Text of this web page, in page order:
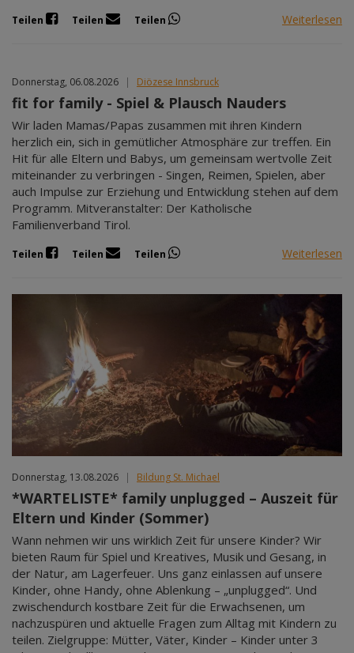
Teilen Teilen Teilen Weiterlesen
Donnerstag, 06.08.2026 | Diözese Innsbruck
fit for family - Spiel & Plausch Nauders
Wir laden Mamas/Papas zusammen mit ihren Kindern
herzlich ein, sich in gemütlicher Atmosphäre zur treffen. Ein
Hit für alle Eltern und Babys, um gemeinsam wertvolle Zeit
miteinander zu verbringen - Singen, Reimen, Spielen, aber
auch Impulse zur Erziehung und Entwicklung stehen auf dem
Programm. Mitveranstalter: Der Katholische
Familienverband Tirol.
Teilen Teilen Teilen Weiterlesen
Donnerstag, 13.08.2026 | Bildung St. Michael
*WARTELISTE* family unplugged – Auszeit für
Eltern und Kinder (Sommer)
Wann nehmen wir uns wirklich Zeit für unsere Kinder? Wir
bieten Raum für Spiel und Kreatives, Musik und Gesang, in
der Natur, am Lagerfeuer. Uns ganz einlassen auf unsere
Kinder, ohne Handy, ohne Ablenkung – „unplugged“. Und
zwischendurch kostbare Zeit für die Erwachsenen, um
nachzuspüren und aktuelle Fragen zum Alltag mit Kindern zu
teilen. Zielgruppe: Mütter, Väter, Kinder – Kinder unter 3